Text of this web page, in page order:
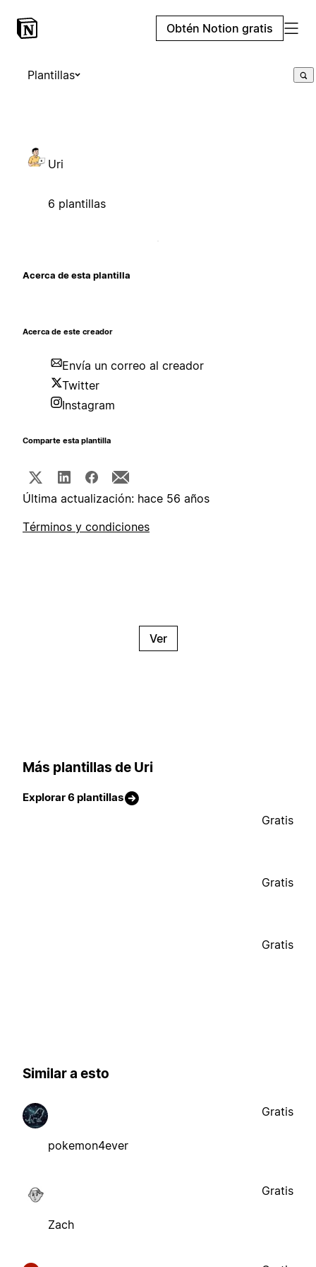
Obtén Notion gratis
Plantillas
Uri
6 plantillas
Acerca de esta plantilla
Acerca de este creador
Envía un correo al creador
Twitter
Instagram
Comparte esta plantilla
Última actualización: hace 56 años
Términos y condiciones
Ver
Más plantillas de Uri
Explorar 6 plantillas
Gratis
Gratis
Gratis
Similar a esto
pokemon4ever
Gratis
Zach
Gratis